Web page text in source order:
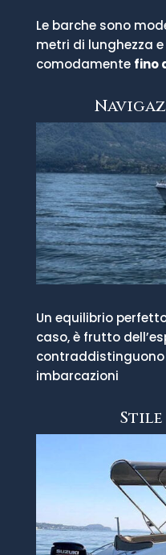
Le barche sono
metri di lunghezza
comodamente fino
Un equilibrio
caso, è frutto
imbarcazioni
Stile